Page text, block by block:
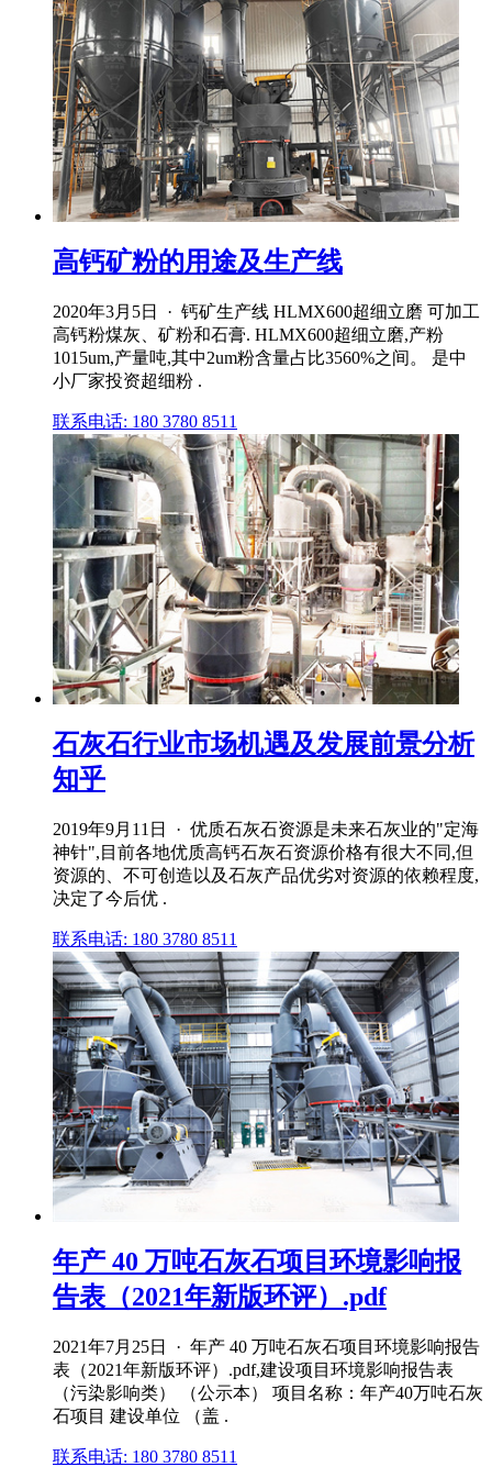
高钙矿粉的用途及生产线
2020年3月5日 · 钙矿生产线 HLMX600超细立磨 可加工
高钙粉煤灰、矿粉和石膏. HLMX600超细立磨,产粉
1015um,产量吨,其中2um粉含量占比3560%之间。 是中
小厂家投资超细粉 .
联系电话: 180 3780 8511
石灰石行业市场机遇及发展前景分析
知乎
2019年9月11日 · 优质石灰石资源是未来石灰业的"定海
神针",目前各地优质高钙石灰石资源价格有很大不同,但
资源的、不可创造以及石灰产品优劣对资源的依赖程度,
决定了今后优 .
联系电话: 180 3780 8511
年产 40 万吨石灰石项目环境影响报
告表（2021年新版环评）.pdf
2021年7月25日 · 年产 40 万吨石灰石项目环境影响报告
表（2021年新版环评）.pdf,建设项目环境影响报告表
（污染影响类） （公示本） 项目名称：年产40万吨石灰
石项目 建设单位 （盖 .
联系电话: 180 3780 8511